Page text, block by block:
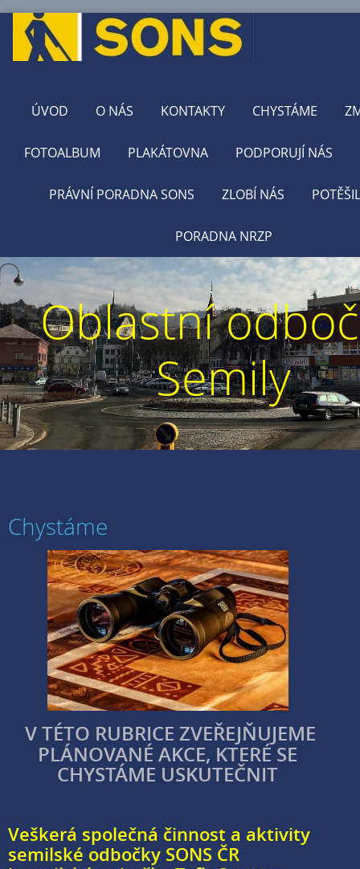
ÚVOD O NÁS KONTAKTY CHYSTÁME
FOTOALBUM PLAKÁTOVNA PODPORUJÍ NÁS
PRÁVNÍ PORADNA SONS ZLOBÍ NÁS
PORADNA NRZP
Oblastní
Semily
Chystáme
V TÉTO RUBRICE ZVEŘEJŇUJEME
PLÁNOVANÉ AKCE, KTERÉ SE
CHYSTÁME USKUTEČNIT
Veškerá společná činnost a aktivity
semilské odbočky SONS ČR